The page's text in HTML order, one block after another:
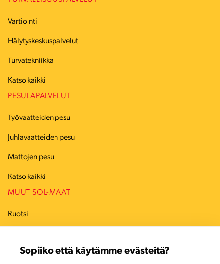
Sopiiko että käytämme evästeitä?
Vartiointi
Hälytyskeskuspalvelut
Turvatekniikka
Katso kaikki
PESULAPALVELUT
Työvaatteiden pesu
Juhlavaatteiden pesu
Mattojen pesu
Katso kaikki
MUUT SOL-MAAT
Ruotsi
Viro